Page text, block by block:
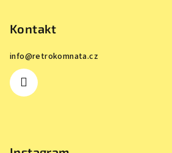
Kontakt
info@retrokomnata.cz